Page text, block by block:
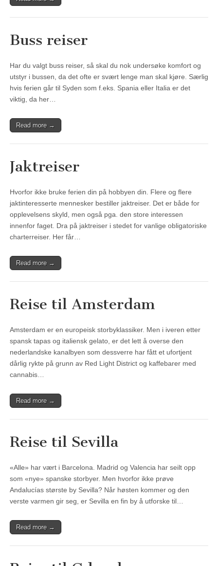
Buss reiser
Har du valgt buss reiser, så skal du nok undersøke komfort og
utstyr i bussen, da det ofte er svært lenge man skal kjøre. Særlig
hvis ferien går til Syden som f.eks. Spania eller Italia er det
viktig, da her…
Read more →
Jaktreiser
Hvorfor ikke bruke ferien din på hobbyen din. Flere og flere
jaktinteresserte mennesker bestiller jaktreiser. Det er både for
opplevelsens skyld, men også pga. den store interessen
innenfor faget. Dra på jaktreiser i stedet for vanlige obligatoriske
charterreiser. Her får…
Read more →
Reise til Amsterdam
Amsterdam er en europeisk storbyklassiker. Men i iveren etter
spansk tapas og italiensk gelato, er det lett å overse den
nederlandske kanalbyen som dessverre har fått et ufortjent
dårlig rykte på grunn av Red Light District og kaffebarer med
cannabis…
Read more →
Reise til Sevilla
«Alle» har vært i Barcelona. Madrid og Valencia har seilt opp
som «nye» spanske storbyer. Men hvorfor ikke prøve
Andalucías største by Sevilla? Når høsten kommer og den
verste varmen gir seg, er Sevilla en fin by å utforske til…
Read more →